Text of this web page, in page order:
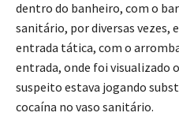
dentro do banheiro, com o
sanitário, por diversas vezes,
entrada tática, com o
entrada, onde foi visualizado
suspeito estava jogando
cocaína no vaso sanitário.